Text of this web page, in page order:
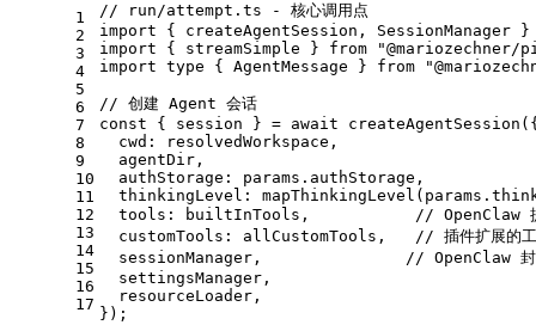
1
2
3
4
5
6
7
8
9
10
11
12
13
14
15
16
17
// run/attempt.ts - 核心调用点
import { createAgentSession, SessionManager
import { streamSimple } from
import type { AgentMessage } from
// 创建 Agent 会话
const { session } = await createAgentSession
cwd : resolvedWorkspace,
  agentDir,
authStorage : params. authStorage ,
thinkingLevel : mapThinkingLevel (params.
tools : builtInTools, // OpenClaw
customTools : allCustomTools, // 插件扩展的
  sessionManager,
// OpenClaw
  settingsManager,
  resourceLoader,
});